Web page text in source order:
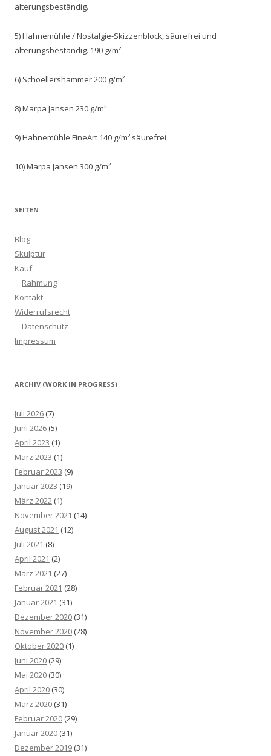
alterungsbeständig.
5) Hahnemühle / Nostalgie-Skizzenblock, säurefrei und
alterungsbeständig. 190 g/m²
6) Schoellershammer 200 g/m²
8) Marpa Jansen 230 g/m²
9) Hahnemühle FineArt 140 g/m² säurefrei
10) Marpa Jansen 300 g/m²
SEITEN
Blog
Skulptur
Kauf
Rahmung
Kontakt
Widerrufsrecht
Datenschutz
Impressum
ARCHIV (WORK IN PROGRESS)
Juli 2026 (7)
Juni 2026 (5)
April 2023 (1)
März 2023 (1)
Februar 2023 (9)
Januar 2023 (19)
März 2022 (1)
November 2021 (14)
August 2021 (12)
Juli 2021 (8)
April 2021 (2)
März 2021 (27)
Februar 2021 (28)
Januar 2021 (31)
Dezember 2020 (31)
November 2020 (28)
Oktober 2020 (1)
Juni 2020 (29)
Mai 2020 (30)
April 2020 (30)
März 2020 (31)
Februar 2020 (29)
Januar 2020 (31)
Dezember 2019 (31)